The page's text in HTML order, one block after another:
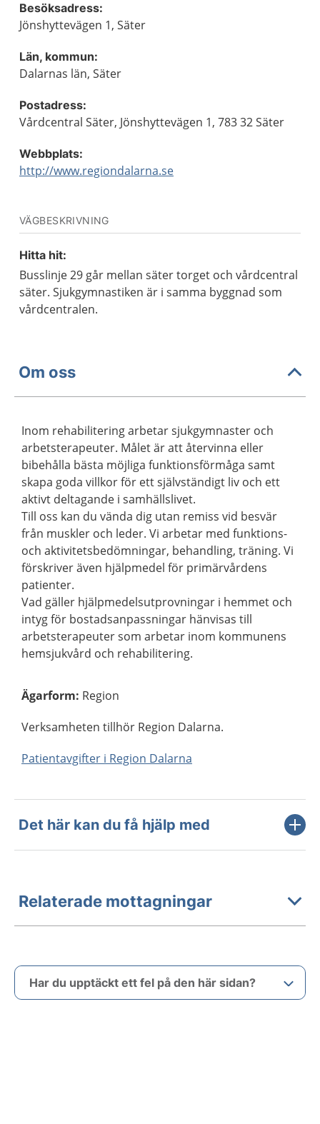
Besöksadress:
Jönshyttevägen 1, Säter
Län, kommun:
Dalarnas län, Säter
Postadress:
Vårdcentral Säter, Jönshyttevägen 1, 783 32 Säter
Webbplats:
http://www.regiondalarna.se
VÄGBESKRIVNING
Hitta hit:
Busslinje 29 går mellan säter torget och vårdcentral
säter. Sjukgymnastiken är i samma byggnad som
vårdcentralen.
Om oss
Inom rehabilitering arbetar sjukgymnaster och
arbetsterapeuter. Målet är att återvinna eller
bibehålla bästa möjliga funktionsförmåga samt
skapa goda villkor för ett självständigt liv och ett
aktivt deltagande i samhällslivet.
Till oss kan du vända dig utan remiss vid besvär
från muskler och leder. Vi arbetar med funktions-
och aktivitetsbedömningar, behandling, träning. Vi
förskriver även hjälpmedel för primärvårdens
patienter.
Vad gäller hjälpmedelsutprovningar i hemmet och
intyg för bostadsanpassningar hänvisas till
arbetsterapeuter som arbetar inom kommunens
hemsjukvård och rehabilitering.
Ägarform: Region
Verksamheten tillhör Region Dalarna.
Patientavgifter i Region Dalarna
Det här kan du få hjälp med
Relaterade mottagningar
Har du upptäckt ett fel på den här sidan?